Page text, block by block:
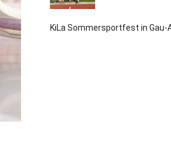
KiLa Sommersportfest in Gau-